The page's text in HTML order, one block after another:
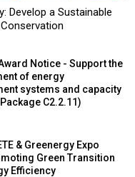
Develop a Sustainable
Notice - Support the
of energy
systems and capacity
C2.2.11)
& Greenergy Expo
Green Transition
Efficiency